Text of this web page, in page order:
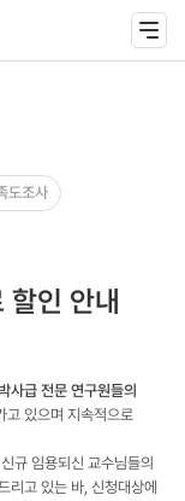
도조사
할인 안내
사급 전문 연구원들의
고 있으며 지속적으로
규 임용되신 교수님들의
리고 있는 바, 신청대상에